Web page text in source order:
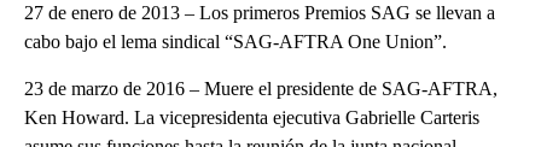
27 de enero de 2013 – Los primeros Premios SAG se llevan a
cabo bajo el lema sindical “SAG-AFTRA One Union”.
23 de marzo de 2016 – Muere el presidente de SAG-AFTRA,
Ken Howard. La vicepresidenta ejecutiva Gabrielle Carteris